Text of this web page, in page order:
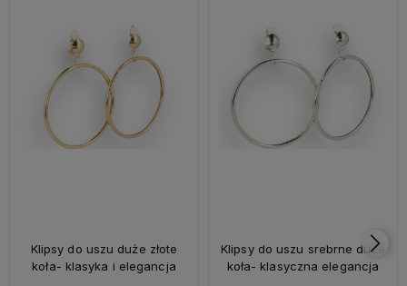
Klipsy do uszu duże złote
koła- klasyka i elegancja
Klipsy do uszu srebrne duże
koła- klasyczna elegancja